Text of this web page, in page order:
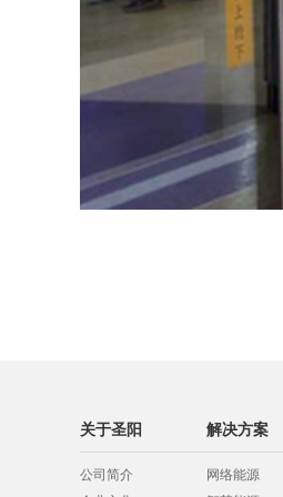
关于圣阳
公司简介
解决方案
网络能源